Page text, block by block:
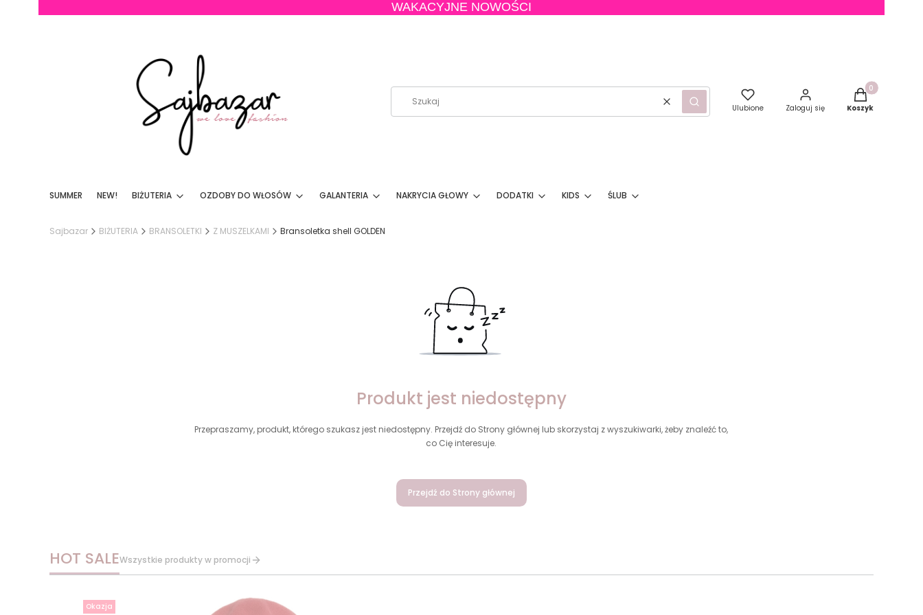
WAKACYJNE NOWOŚCI
WyczyśćSzukaj Ulubione Zaloguj się
Produkty w
Koszyk
SUMMER NEW! BIŻUTERIA OZDOBY DO WŁOSÓW GALANTERIA NAKRYCIA GŁOWY DODATKI KIDS ŚLUB
Sajbazar BIŻUTERIA BRANSOLETKI Z MUSZELKAMI Bransoletka shell GOLDEN
Produkt jest niedostępny
Przepraszamy, produkt, którego szukasz jest niedostępny. Przejdź do Strony głównej lub skorzystaj z wyszukiwarki, żeby znaleźć to,
co Cię interesuje.
Przejdź do Strony głównej
HOT SALEWszystkie produkty w promocji
Okazja